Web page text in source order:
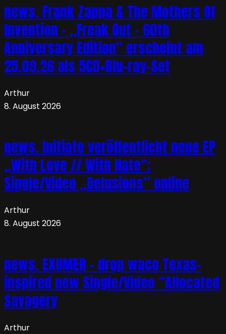
news. Frank Zappa & The Mothers Of
Invention – „Freak Out – 60th
Anniversary Edition“ erscheint am
25.09.26 als 5CD+Blu-ray-Set
Arthur
8. August 2026
news. Initiate veröffentlicht neue EP
„With Love // With Hate“;
Single/Video „Delusions” online
Arthur
8. August 2026
news. EXUMER – drop waco Texas-
inspired new Single/Video “Allocated
Savagery
Arthur